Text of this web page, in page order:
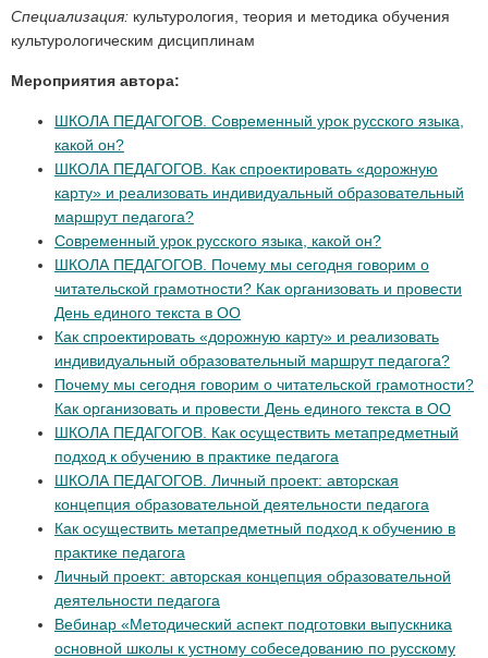
Специализация: культурология, теория и методика обучения
культурологическим дисциплинам
Мероприятия автора:
ШКОЛА ПЕДАГОГОВ. Современный урок русского языка,
какой он?
ШКОЛА ПЕДАГОГОВ. Как спроектировать «дорожную
карту» и реализовать индивидуальный образовательный
маршрут педагога?
Современный урок русского языка, какой он?
ШКОЛА ПЕДАГОГОВ. Почему мы сегодня говорим о
читательской грамотности? Как организовать и провести
День единого текста в ОО
Как спроектировать «дорожную карту» и реализовать
индивидуальный образовательный маршрут педагога?
Почему мы сегодня говорим о читательской грамотности?
Как организовать и провести День единого текста в ОО
ШКОЛА ПЕДАГОГОВ. Как осуществить метапредметный
подход к обучению в практике педагога
ШКОЛА ПЕДАГОГОВ. Личный проект: авторская
концепция образовательной деятельности педагога
Как осуществить метапредметный подход к обучению в
практике педагога
Личный проект: авторская концепция образовательной
деятельности педагога
Вебинар «Методический аспект подготовки выпускника
основной школы к устному собеседованию по русскому